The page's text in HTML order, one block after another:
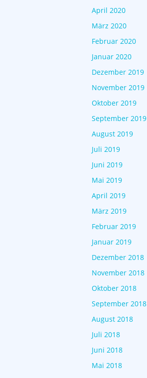
April 2020
März 2020
Februar 2020
Januar 2020
Dezember 2019
November 2019
Oktober 2019
September 2019
August 2019
Juli 2019
Juni 2019
Mai 2019
April 2019
März 2019
Februar 2019
Januar 2019
Dezember 2018
November 2018
Oktober 2018
September 2018
August 2018
Juli 2018
Juni 2018
Mai 2018